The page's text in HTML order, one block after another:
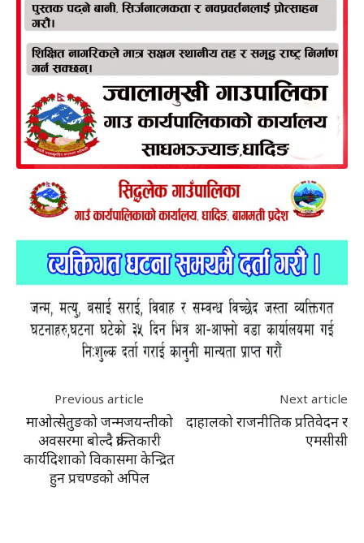
Previous article
माओत्सेतुङको जन्मजयन्तीको
अवसरमा बोल्दै क्रान्तिकारी
कार्यदिशाको विकासमा केन्द्रित
हुन प्रचण्डको अपिल
Next article
दाहालको राजनीतिक प्रतिवेदन र
एमसीसी